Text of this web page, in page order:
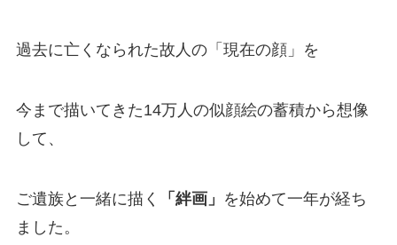
過去に亡くなられた故人の「現在の顔」を
今まで描いてきた14万人の似顔絵の蓄積から想像
して、
ご遺族と一緒に描く 「絆画」 を始めて一年が経ち
ました。